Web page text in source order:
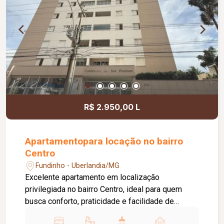
ambientes bem distribuídos.
R$ 2.950,00 L
Apartamentopara locação no bairro
Centro
Fundinho - Uberlandia/MG
Excelente apartamento em localização
privilegiada no bairro Centro, ideal para quem
busca conforto, praticidade e facilidade de